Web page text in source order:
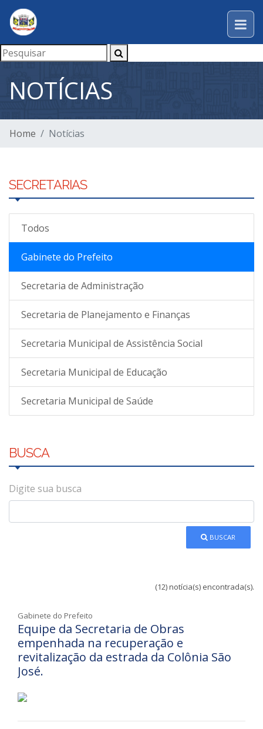
NOTÍCIAS
Home Notícias
SECRETARIAS
Todos
Gabinete do Prefeito
Secretaria de Administração
Secretaria de Planejamento e Finanças
Secretaria Municipal de Assistência Social
Secretaria Municipal de Educação
Secretaria Municipal de Saúde
BUSCA
Digite sua busca
BUSCAR
(12) notícia(s) encontrada(s).
Gabinete do Prefeito
Equipe da Secretaria de Obras
empenhada na recuperação e
revitalização da estrada da Colônia São
José.